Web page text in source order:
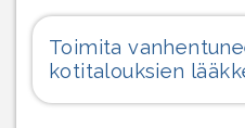
Toimita
kotitalouksien